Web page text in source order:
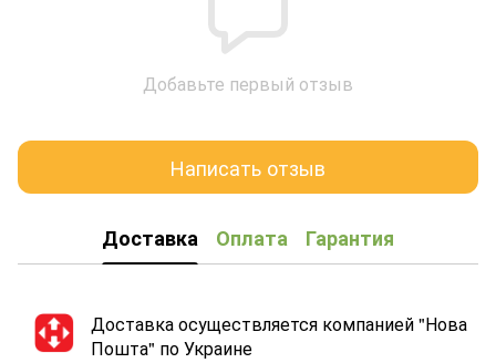
Добавьте первый отзыв
Написать отзыв
Доставка Оплата Гарантия
Доставка осуществляется компанией "Нова
Пошта" по Украине